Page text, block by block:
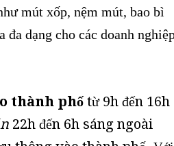
mút xốp, nệm mút, bao bì
đa dạng cho các doanh
thành phố từ 9h đến 16h
22h đến 6h sáng ngoài